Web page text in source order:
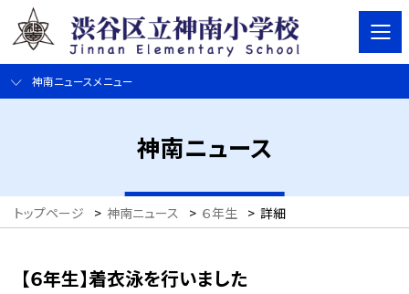
神南ニュースメニュー
神南ニュース
トップページ > 神南ニュース > ６年生 > 詳細
【６年生】着衣泳を行いました